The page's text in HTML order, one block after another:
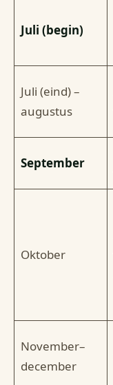
Juli (begin)
Juli (eind) –
augustus
September
Oktober
November–
december